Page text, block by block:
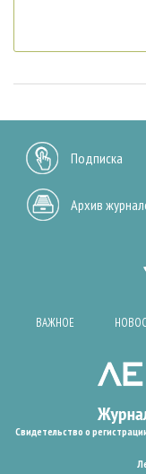
Подписка
Архив
ВАЖНОЕ
Свидетельство о